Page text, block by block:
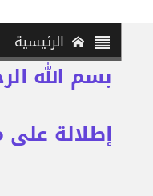
الرئيسية
بسم الله
إطلالة